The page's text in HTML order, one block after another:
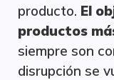
producto. El
productos
siempre son
disrupción se